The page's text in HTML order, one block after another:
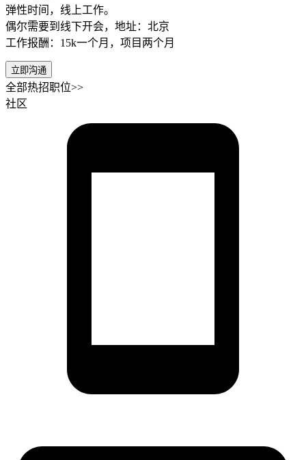
弹性时间，线上工作。
偶尔需要到线下开会，地址：北京
工作报酬：15k一个月，项目两个月
立即沟通
全部热招职位>>
社区